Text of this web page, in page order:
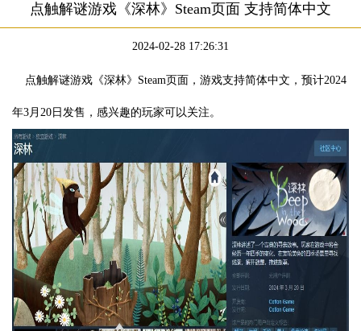
点触解谜游戏《深林》Steam页面 支持简体中文
2024-02-28 17:26:31
点触解谜游戏《深林》Steam页面，游戏支持简体中文，预计2024
年3月20日发售，感兴趣的玩家可以关注。